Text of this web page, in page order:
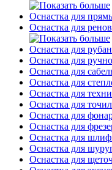
Оснастка для
Оснастка для
Оснастка для
Оснастка для
Оснастка для
Оснастка для
Оснастка для
Оснастка для точил
Оснастка для
Оснастка для
Оснастка для
Оснастка для
Оснастка для